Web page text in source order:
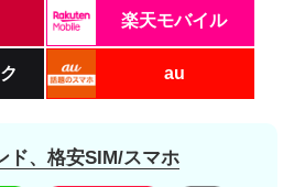
楽天モバイル
au
ド、格安SIM/スマホ